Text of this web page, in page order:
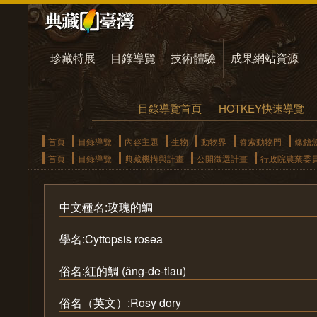
珍藏特展 目錄導覽 技術體驗 成果網站資源
目錄導覽首頁 HOTKEY快速導覽
首頁 目錄導覽 內容主題 生物 動物界 脊索動物門
條鰭
首頁
目錄導覽 典藏機構與計畫 公開徵選計畫 行政院農業委
中文種名:玫瑰的鯛
學名:Cyttopsis rosea
俗名:紅的鯛 (âng-de-tiau)
俗名（英文）:Rosy dory